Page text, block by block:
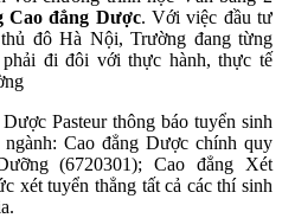
Cao đẳng Dược. Với việc đầu tư
đô Hà Nội, Trường đang từng
đi đôi với thực hành, thực tế
Pasteur thông báo tuyển sinh
Cao đẳng Dược chính quy
(6720301); Cao đẳng Xét
xét tuyển thẳng tất cả các thí sinh